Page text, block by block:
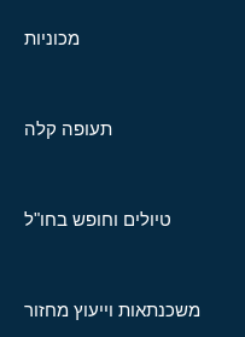
מכוניות
תעופה קלה
טיולים וחופש בחו"ל
משכנתאות וייעוץ מחזור